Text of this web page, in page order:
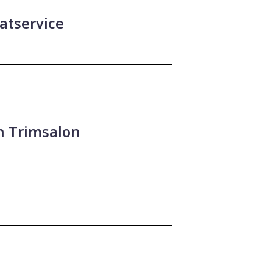
Trimsalon